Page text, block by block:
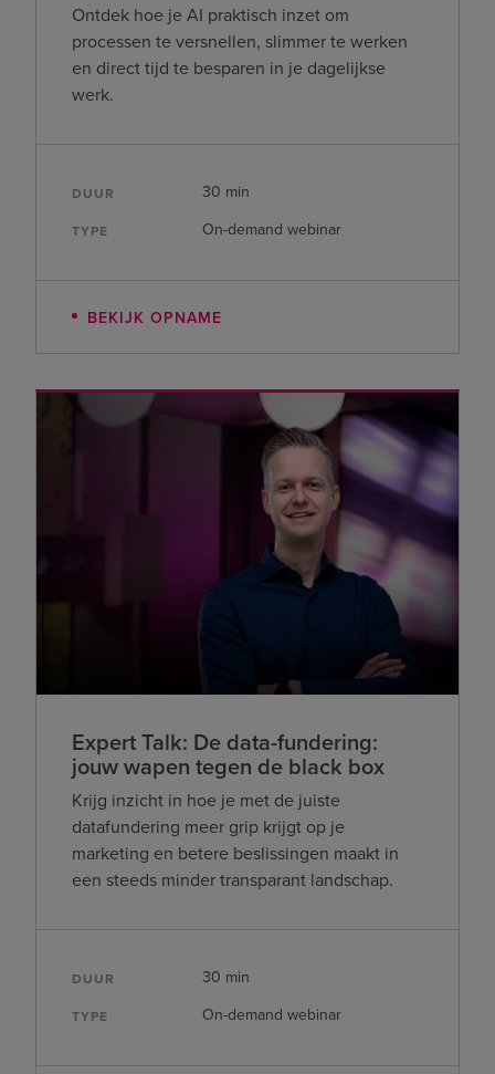
Ontdek hoe je AI praktisch inzet om
processen te versnellen, slimmer te werken
en direct tijd te besparen in je dagelijkse
werk.
DUUR 30 min
TYPE On-demand webinar
BEKIJK OPNAME
Expert Talk: De data-fundering:
jouw wapen tegen de black box
Krijg inzicht in hoe je met de juiste
datafundering meer grip krijgt op je
marketing en betere beslissingen maakt in
een steeds minder transparant landschap.
DUUR 30 min
TYPE On-demand webinar